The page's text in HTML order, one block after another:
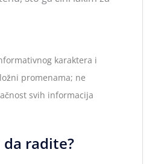
karaktera i
promenama; ne
svih informacija
da radite?